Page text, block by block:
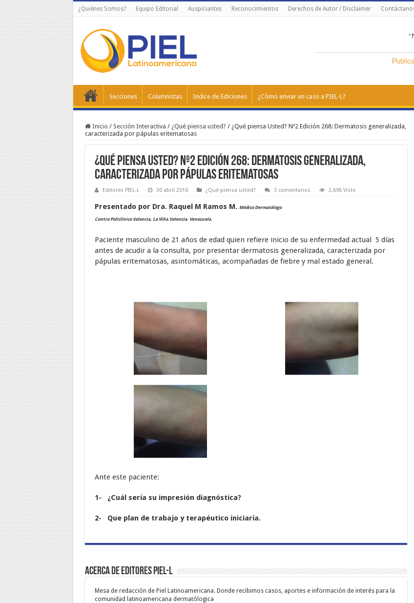
¿Quiénes Somos? Equipo Editorial Auspiciantes Reconocimientos Derechos de Autor / Disclaimer
Secciones Columnistas Indice de Ediciones ¿Cómo enviar un caso a PIEL-L?
Inicio / Sección Interactiva / ¿Qué piensa usted? / ¿Qué piensa Usted? Nº2 Edición 268: Dermatosis generalizada,
caracterizada por pápulas eritematosas
¿Qué piensa Usted? Nº2 Edición 268: Dermatosis generalizada,
caracterizada por pápulas eritematosas
Editores PIEL-L 30 abril 2010 ¿Qué piensa usted? 3 comentarios 2,696 Visto
Presentado por Dra. Raquel M Ramos M. Médico Dermatólogo
Centro Policlínico Valencia, La Viña.Valencia. Venezuela.
Paciente masculino de 21 años de edad quien refiere inicio de su enfermedad actual 5 días
antes de acudir a la consulta, por presentar dermatosis generalizada, caracterizada por
pápulas eritematosas, asintomáticas, acompañadas de fiebre y mal estado general.
Ante este paciente:
1- ¿Cuál sería su impresión diagnóstica?
2- Que plan de trabajo y terapéutico iniciaría.
Acerca de Editores PIEL-L
Mesa de redacción de Piel Latinoamericana. Donde recibimos casos, aportes e información de interés para la
comunidad latinoamericana dermatólogica